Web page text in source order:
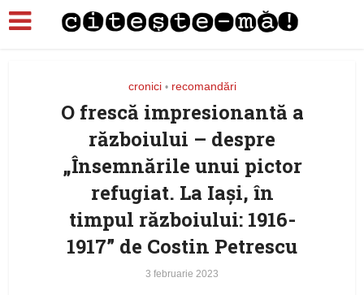
cronici • recomandări
O frescă impresionantă a
războiului – despre
„Însemnările unui pictor
refugiat. La Iași, în
timpul războiului: 1916-
1917” de Costin Petrescu
3 februarie 2023